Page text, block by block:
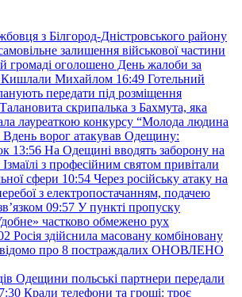
з Білгород-Дністровського району
залишення військової частини
громаді оголошено День жалоби за
Кишлали Михайлом 16:49 Готельний
передати під розміщення
Талановита скрипалька з Бахмута, яка
лауреаткою конкурсу “Молода людина
Вдень ворог атакував Одещину:
13:56 На Одещині вводять заборону на
з професійним святом привітали
сфери 10:54 Через російську атаку на
з електропостачанням, подачею
09:57 У пункті пропуску
частково обмежено рух
Росія здійснила масовану комбіновану
про 8 постраждалих ОНОВЛЕНО
Одещини польські партнери передали
Крали телефони та гроші: троє